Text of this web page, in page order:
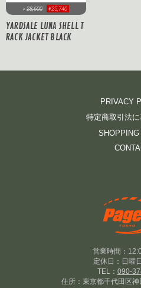
¥ 28,600 ¥25,740
YARDSALE LUNA SHELL T
RACK JACKET BLACK
PRIVACY
特定商取引法
SHOPPING
営業時間：
定休日：日曜
TEL： 090-
住所：東京都千代田区